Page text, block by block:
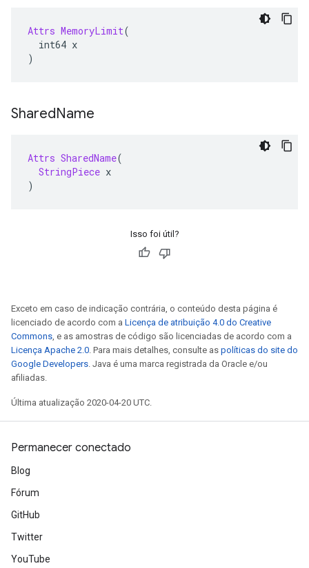
Attrs MemoryLimit(
int64 x
)
SharedName
Attrs SharedName(
StringPiece x
)
Isso foi útil?
Exceto em caso de indicação contrária, o conteúdo desta página é
licenciado de acordo com a Licença de atribuição 4.0 do Creative
Commons, e as amostras de código são licenciadas de acordo com a
Licença Apache 2.0. Para mais detalhes, consulte as políticas do site do
Google Developers. Java é uma marca registrada da Oracle e/ou
afiliadas.
Última atualização 2020-04-20 UTC.
Permanecer conectado
Blog
Fórum
GitHub
Twitter
YouTube